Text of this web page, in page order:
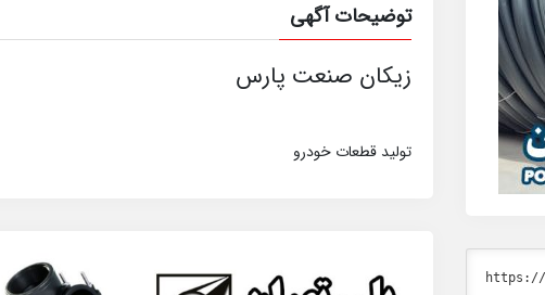
توضیحات آگهی
زیکان صنعت پارس
تولید قطعات خودرو